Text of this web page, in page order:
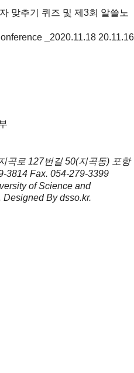
맞추기 퀴즈 및 제3회 알쓸노
_2020.11.18 20.11.16
곡로 127번길 50(지곡동) 포항
3814 Fax. 054-279-3399
of Science and
Designed Bydsso.kr.